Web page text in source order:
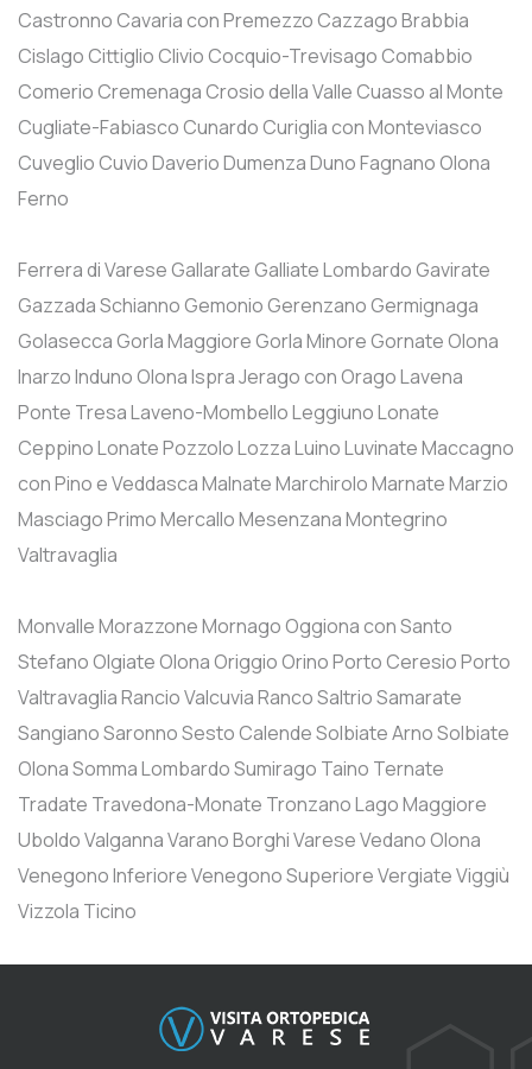
Castronno Cavaria con Premezzo Cazzago Brabbia
Cislago Cittiglio Clivio Cocquio-Trevisago Comabbio
Comerio Cremenaga Crosio della Valle Cuasso al Monte
Cugliate-Fabiasco Cunardo Curiglia con Monteviasco
Cuveglio CuvioDaverioDumenzaDunoFagnano Olona
Ferno
Ferrera di Varese Gallarate Galliate Lombardo Gavirate
Gazzada Schianno Gemonio Gerenzano Germignaga
Golasecca Gorla Maggiore Gorla Minore Gornate Olona
InarzoInduno OlonaIspraJerago con OragoLavena
Ponte TresaLaveno-MombelloLeggiunoLonate
CeppinoLonate PozzoloLozzaLuinoLuvinateMaccagno
con Pino e VeddascaMalnateMarchiroloMarnateMarzio
Masciago PrimoMercalloMesenzanaMontegrino
Valtravaglia
MonvalleMorazzoneMornago Oggiona con Santo
Stefano Olgiate Olona Origgio OrinoPorto CeresioPorto
ValtravagliaRancio ValcuviaRancoSaltrioSamarate
SangianoSaronnoSesto CalendeSolbiate ArnoSolbiate
OlonaSomma LombardoSumirago Taino Ternate
Tradate Travedona-Monate Tronzano Lago Maggiore
UboldoValgannaVarano BorghiVareseVedano Olona
Venegono InferioreVenegono SuperioreVergiateViggiù
Vizzola Ticino